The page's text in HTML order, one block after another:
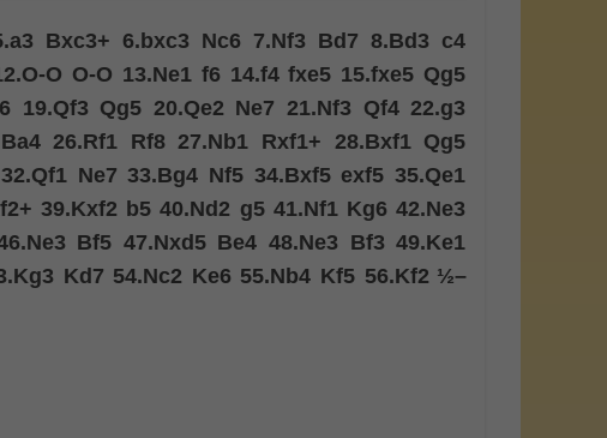
a3 Bxc3+ 6.bxc3 Nc6 7.Nf3 Bd7 8.Bd3 c4
O-O O-O 13.Ne1 f6 14.f4 fxe5 15.fxe5 Qg5
19.Qf3 Qg5 20.Qe2 Ne7 21.Nf3 Qf4 22.g3
Ba4 26.Rf1 Rf8 27.Nb1 Rxf1+ 28.Bxf1 Qg5
32.Qf1 Ne7 33.Bg4 Nf5 34.Bxf5 exf5 35.Qe1
39.Kxf2 b5 40.Nd2 g5 41.Nf1 Kg6 42.Ne3
Ne3 Bf5 47.Nxd5 Be4 48.Ne3 Bf3 49.Ke1
Kg3 Kd7 54.Nc2 Ke6 55.Nb4 Kf5 56.Kf2 ½–